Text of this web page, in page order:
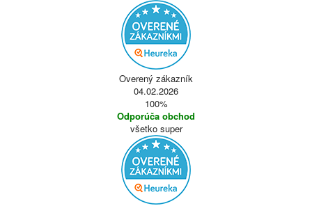
Overený zákazník
04.02.2026
100%
Odporúča obchod
všetko super